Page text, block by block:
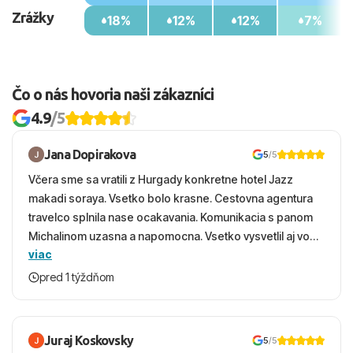
Zrážky
18%
12%
12%
7%
Čo o nás hovoria naši zákazníci
4.9/5
Jana Dopirakova 5/5
Včera sme sa vratili z Hurgady konkretne hotel Jazz
makadi soraya. Vsetko bolo krasne. Cestovna agentura
travelco splnila nase ocakavania. Komunikacia s panom
Michalinom uzasna a napomocna. Vsetko vysvetlil aj vo
vecernych hodinach zaco sa ospravedlnujem. Hotel
krasny, cisty. Sluzby top. Strava, prostredie, more,
viac
pred 1 týždňom
Juraj Koskovsky 5/5